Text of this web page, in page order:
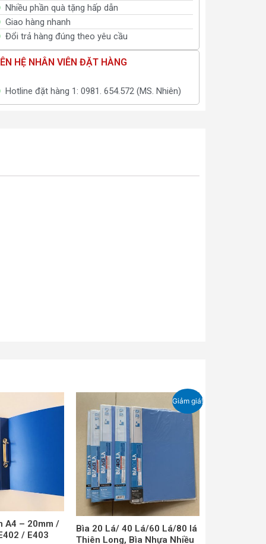
Nhiều phần quà tặng hấp dẫn
Giao hàng nhanh
Đổi trả hàng đúng theo yêu cầu
HỆ NHÂN VIÊN ĐẶT HÀNG
Hotline đặt hàng 1: 0981. 654.572 (MS. Nhiên)
A4 – 20mm /
/ E403
phẩm
Các
tùy
chọn
có
Giảm giá!
Bìa 20 Lá/ 40 Lá/60 Lá/80 lá
Thiên Long, Bìa Nhựa Nhiều
Sản
phẩm
Các
tùy
chọn
có